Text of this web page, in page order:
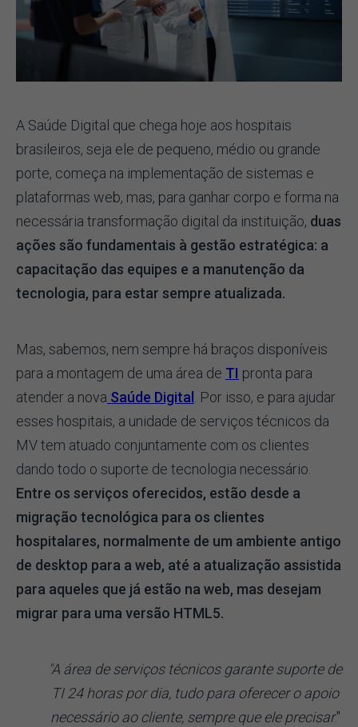
A Saúde Digital que chega hoje aos hospitais
brasileiros, seja ele de pequeno, médio ou grande
porte, começa na implementação de sistemas e
plataformas web, mas, para ganhar corpo e forma na
necessária transformação digital da instituição, duas
ações são fundamentais à gestão estratégica: a
capacitação das equipes e a manutenção da
tecnologia, para estar sempre atualizada.
Mas, sabemos, nem sempre há braços disponíveis
para a montagem de uma área de TI pronta para
atender a nova Saúde Digital . Por isso, e para ajudar
esses hospitais, a unidade de serviços técnicos da
MV tem atuado conjuntamente com os clientes
dando todo o suporte de tecnologia necessário.
Entre os serviços oferecidos, estão desde a
migração tecnológica para os clientes
hospitalares, normalmente de um ambiente antigo
de desktop para a web, até a atualização assistida
para aqueles que já estão na web, mas desejam
migrar para uma versão HTML5.
"A área de serviços técnicos garante suporte de
TI 24 horas por dia, tudo para oferecer o apoio
necessário ao cliente, sempre que ele precisar."